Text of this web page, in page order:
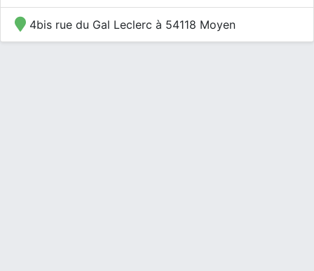
4bis rue du Gal Leclerc à 54118 Moyen